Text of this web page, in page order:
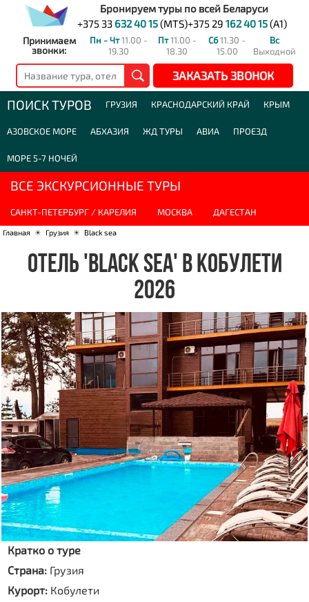
Бронируем туры по всей Беларуси
+375 33 632 40 15(MTS)+375 29 162 40 15(A1)
Принимаем
звонки:
Пн - Чт11.00 -
19.30
Пт11.00 -
18.30
Сб11.30 -
15.00
Вс
Выходной
ЗАКАЗАТЬ ЗВОНОК
ПОИСК ТУРОВ ГРУЗИЯ КРАСНОДАРСКИЙ КРАЙ КРЫМ
АЗОВСКОЕ МОРЕ АБХАЗИЯ ЖД ТУРЫ АВИА ПРОЕЗД
МОРЕ 5-7 НОЧЕЙ
ВСЕ ЭКСКУРСИОННЫЕ ТУРЫ
САНКТ-ПЕТЕРБУРГ / КАРЕЛИЯ МОСКВА ДАГЕСТАН
Главная ☀ Грузия ☀ Black sea
ОТЕЛЬ 'BLACK SEA' В КОБУЛЕТИ
2026
Кратко о туре
Страна: Грузия
Курорт: Кобулети